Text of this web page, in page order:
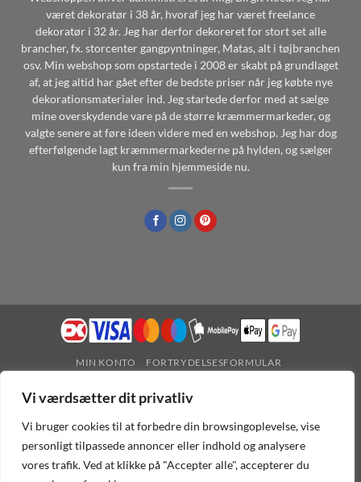
Vi værdsætter dit privatliv
Vi bruger cookies til at forbedre din browsingoplevelse, vise
personligt tilpassede annoncer eller indhold og analysere
vores trafik. Ved at klikke på "Accepter alle", accepterer du
været dekoratør i 38 år, hvoraf jeg har været freelance
dekoratør i 32 år. Jeg har derfor dekoreret for stort set alle
brancher, fx. storcenter gangpyntninger, Matas, alt i tøjbranchen
osv. Min webshop som opstartede i 2008 er skabt på grundlaget
af, at jeg altid har gået efter de bedste priser når jeg købte nye
dekorationsmaterialer ind. Jeg startede derfor med at sælge
mine overskydende vare på de større kræmmermarkeder, og
valgte senere at føre ideen videre med en webshop. Jeg har dog
efterfølgende lagt kræmmermarkederne på hylden, og sælger
kun fra min hjemmeside nu.
MIN KONTO
FORTRYDELSESFORMULAR
BETINGELSER FOR FORTRYDELSESRET
PERSONDATAPOLITIK
Der er ikke nogen fysisk butik tilhørende denne webshop.